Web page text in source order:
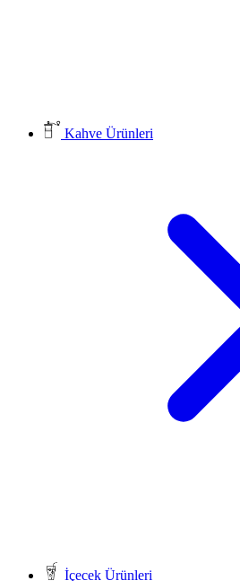
Kahve Ürünleri
İçecek Ürünleri